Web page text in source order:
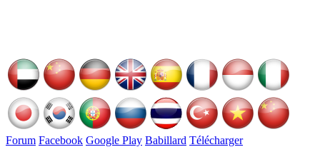
Forum Facebook Google Play Babillard Télécharger